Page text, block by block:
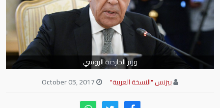
وزير الخارجية الروسي
بيزنس "النسخة العربية"